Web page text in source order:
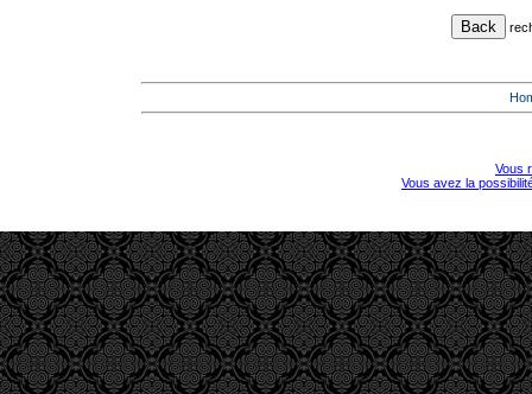
Vous
Vous avez la